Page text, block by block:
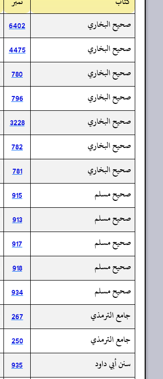
صحيح البخاري
6402
صحيح البخاري
4475
صحيح البخاري
780
صحيح البخاري
796
صحيح البخاري
3228
صحيح البخاري
782
صحيح البخاري
781
صحيح مسلم
915
صحيح مسلم
913
صحيح مسلم
917
صحيح مسلم
918
صحيح مسلم
934
جامع الترمذي
267
جامع الترمذي
250
سنن أبي داود
935